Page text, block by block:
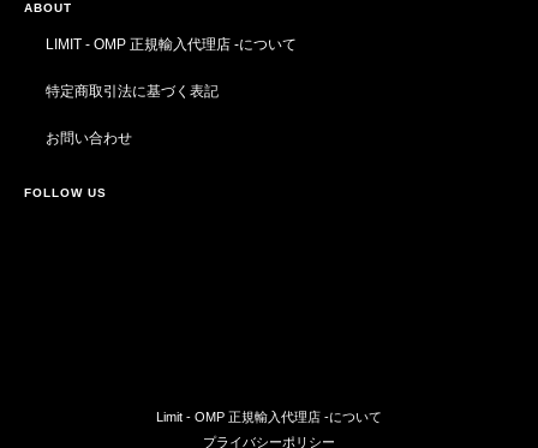
ABOUT
LIMIT - OMP 正規輸入代理店 -について
特定商取引法に基づく表記
お問い合わせ
FOLLOW US
Limit - OMP 正規輸入代理店 -について
プライバシーポリシー